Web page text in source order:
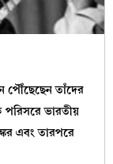
পৌঁছেছেন তাঁদের
পরিসরে ভারতীয়
এবং তারপরে